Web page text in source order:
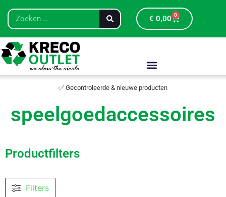
€ 0,00 0
✅ Gecontroleerde & nieuwe producten
speelgoedaccessoires
Productfilters
Filters